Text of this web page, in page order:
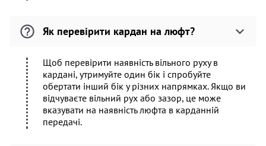
Як перевірити кардан на люфт?
Щоб перевірити наявність вільного руху в
кардані, утримуйте один бік і спробуйте
обертати інший бік у різних напрямках. Якщо ви
відчуваєте вільний рух або зазор, це може
вказувати на наявність люфта в карданній
передачі.